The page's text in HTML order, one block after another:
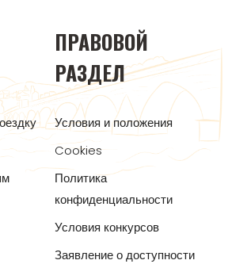
ПРАВОВОЙ
РАЗДЕЛ
Условия и положения
Cookies
Политика
конфиденциальности
Условия конкурсов
Заявление о доступности